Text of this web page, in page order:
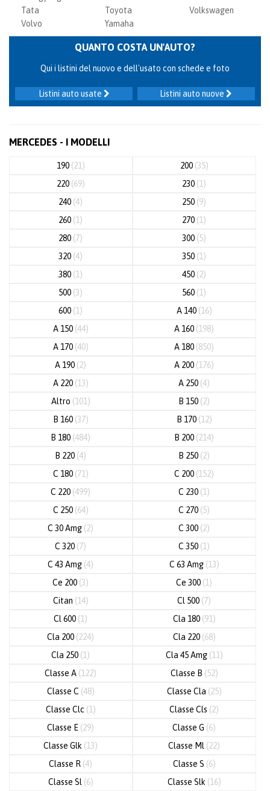
Tata
Toyota
Volkswagen
Volvo
Yamaha
QUANTO COSTA UN'AUTO?
Qui i listini del nuovo e dell'usato con schede e foto
Listini auto nuove
Listini auto usate
MERCEDES - I MODELLI
190 (21) 200 (35)
220 (69) 230 (1)
240 (4) 250 (9)
260 (1) 270 (1)
280 (7) 300 (5)
320 (4) 350 (1)
380 (1) 450 (2)
500 (3) 560 (1)
600 (1) A 140 (16)
A 150 (44) A 160 (198)
A 170 (40) A 180 (850)
A 190 (2) A 200 (176)
A 220 (13) A 250 (4)
Altro (101) B 150 (2)
B 160 (37) B 170 (12)
B 180 (484) B 200 (214)
B 220 (4) B 250 (2)
C 180 (71) C 200 (152)
C 220 (499) C 230 (1)
C 250 (64) C 270 (5)
C 30 Amg (2) C 300 (2)
C 320 (7) C 350 (1)
C 43 Amg (4) C 63 Amg (13)
Ce 200 (3) Ce 300 (1)
Citan (14) Cl 500 (7)
Cl 600 (1) Cla 180 (91)
Cla 200 (224) Cla 220 (68)
Cla 250 (1) Cla 45 Amg (11)
Classe A (122) Classe B (52)
Classe C (48) Classe Cla (25)
Classe Clc (1) Classe Cls (2)
Classe E (29) Classe G (6)
Classe Glk (13) Classe Ml (22)
Classe R (4) Classe S (6)
Classe Sl (6) Classe Slk (16)